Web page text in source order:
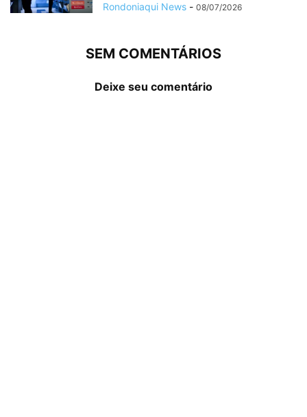
Rondoniaqui News - 08/07/2026
SEM COMENTÁRIOS
Deixe seu comentário